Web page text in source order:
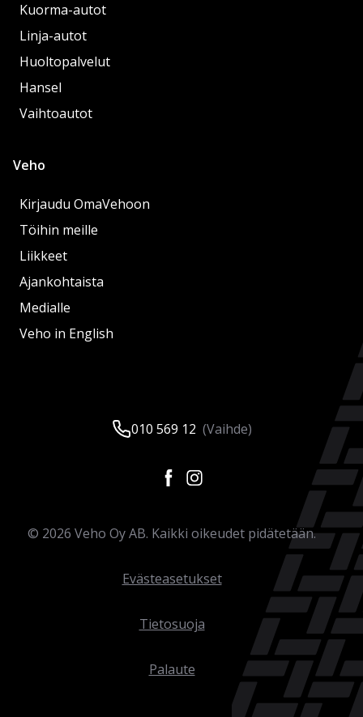
Kuorma-autot
Linja-autot
Huoltopalvelut
Hansel
Vaihtoautot
Veho
Kirjaudu OmaVehoon
Töihin meille
Liikkeet
Ajankohtaista
Medialle
Veho in English
010 569 12 (Vaihde)
© 2026 Veho Oy AB. Kaikki oikeudet pidätetään.
Evästeasetukset
Tietosuoja
Palaute